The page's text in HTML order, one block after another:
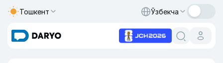
Тошкент Ўзбекча